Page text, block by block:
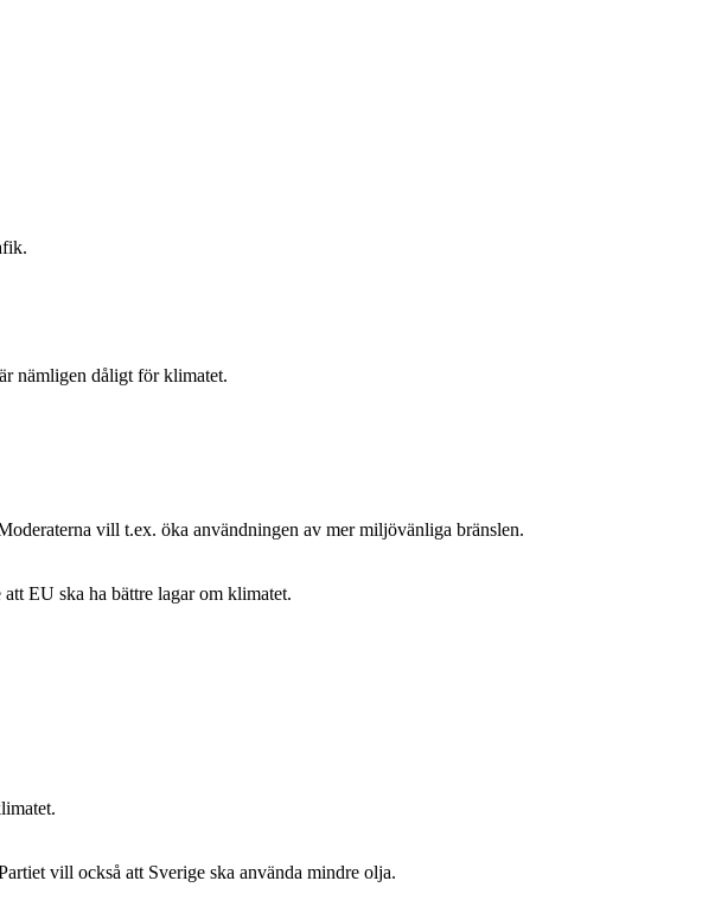
nämligen dåligt för klimatet.
vill t.ex. öka användningen av mer miljövänliga bränslen.
EU ska ha bättre lagar om klimatet.
vill också att Sverige ska använda mindre olja.